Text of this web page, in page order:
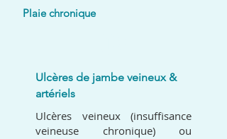
Plaie chronique
Ulcères de jambe veineux &
artériels
Ulcères veineux (insuffisance
veineuse chronique) ou